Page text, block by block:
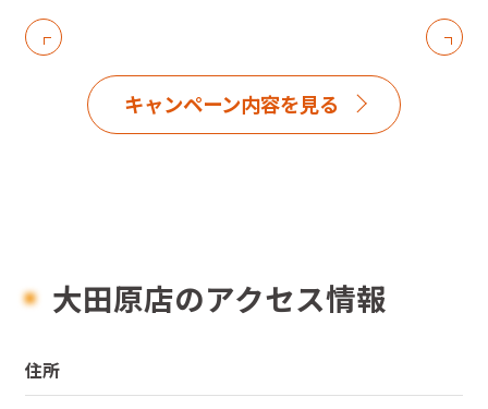
キャンペーン内容を見る
大田原店のアクセス情報
住所